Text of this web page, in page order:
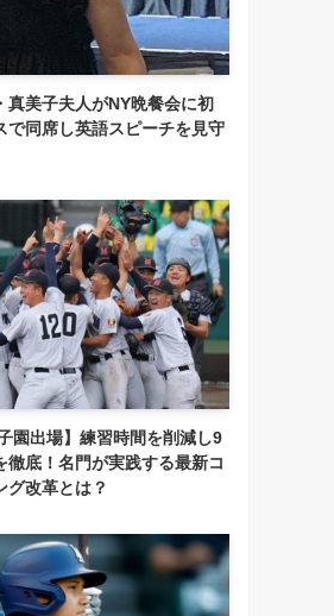
真美子夫人がNY晩餐会に初
で同席し英語スピーチを見守
園出場】練習時間を削減し9
徹底！名門が実践する最新コ
グ改革とは？